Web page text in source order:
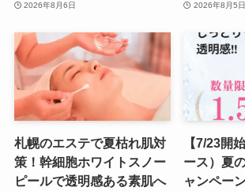
2026年8月6日 2026年8月5日
札幌のエステで夏枯れ肌対
策！幹細胞ホワイトスノー
ピールで透明感ある素肌へ
【7/23開
ース）夏
ャンペー